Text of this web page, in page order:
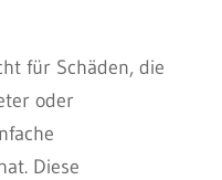
für Schäden, die
oder
Diese